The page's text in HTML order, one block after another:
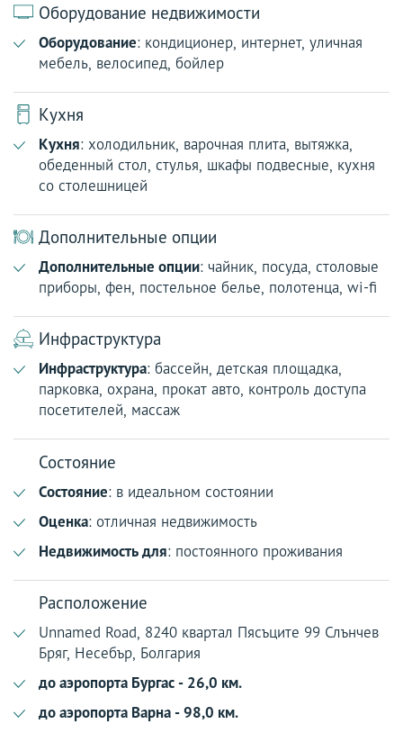
Оборудование недвижимости
Оборудование: кондиционер, интернет, уличная
мебель, велосипед, бойлер
Кухня
Кухня: холодильник, варочная плита, вытяжка,
обеденный стол, стулья, шкафы подвесные, кухня
со столешницей
Дополнительные опции
Дополнительные опции: чайник, посуда, столовые
приборы, фен, постельное белье, полотенца, wi-fi
Инфраструктура
Инфраструктура: бассейн, детская площадка,
парковка, охрана, прокат авто, контроль доступа
посетителей, массаж
Состояние
Состояние: в идеальном состоянии
Оценка: отличная недвижимость
Недвижимость для: постоянного проживания
Расположение
Unnamed Road, 8240 квартал Пясъците 99 Слънчев
Бряг, Несебър, Болгария
до аэропорта Бургас - 26,0 км.
до аэропорта Варна - 98,0 км.